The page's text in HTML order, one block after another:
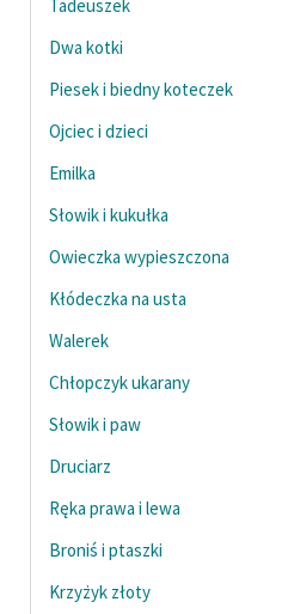
Tadeuszek
Dwa kotki
Piesek i biedny koteczek
Ojciec i dzieci
Emilka
Słowik i kukułka
Owieczka wypieszczona
Kłódeczka na usta
Walerek
Chłopczyk ukarany
Słowik i paw
Druciarz
Ręka prawa i lewa
Broniś i ptaszki
Krzyżyk złoty